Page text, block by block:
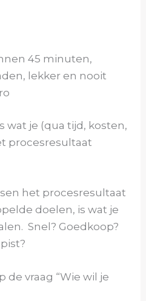
45 minuten,
lekker en nooit
wat je (qua tijd, kosten,
procesresultaat
het procesresultaat
doelen, is wat je
Snel? Goedkoop?
de vraag “Wie wil je